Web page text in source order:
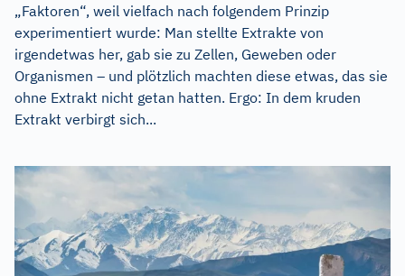
„Faktoren“, weil vielfach nach folgendem Prinzip
experimentiert wurde: Man stellte Extrakte von
irgendetwas her, gab sie zu Zellen, Geweben oder
Organismen – und plötzlich machten diese etwas, das sie
ohne Extrakt nicht getan hatten. Ergo: In dem kruden
Extrakt verbirgt sich...